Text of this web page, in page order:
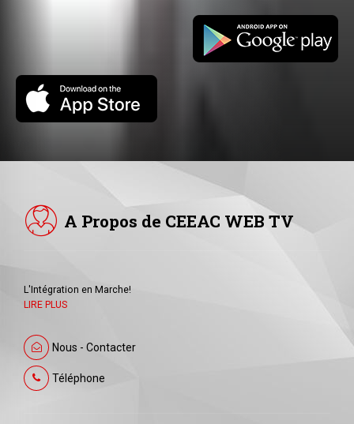
A Propos de CEEAC WEB TV
L'Intégration en Marche!
LIRE PLUS
Nous - Contacter
Téléphone